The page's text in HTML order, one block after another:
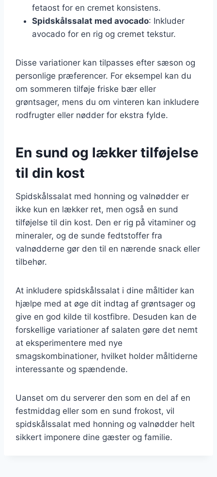
fetaost for en cremet konsistens.
Spidskålssalat med avocado: Inkluder
avocado for en rig og cremet tekstur.
Disse variationer kan tilpasses efter sæson og
personlige præferencer. For eksempel kan du
om sommeren tilføje friske bær eller
grøntsager, mens du om vinteren kan inkludere
rodfrugter eller nødder for ekstra fylde.
En sund og lækker tilføjelse
til din kost
Spidskålssalat med honning og valnødder er
ikke kun en lækker ret, men også en sund
tilføjelse til din kost. Den er rig på vitaminer og
mineraler, og de sunde fedtstoffer fra
valnødderne gør den til en nærende snack eller
tilbehør.
At inkludere spidskålssalat i dine måltider kan
hjælpe med at øge dit indtag af grøntsager og
give en god kilde til kostfibre. Desuden kan de
forskellige variationer af salaten gøre det nemt
at eksperimentere med nye
smagskombinationer, hvilket holder måltiderne
interessante og spændende.
Uanset om du serverer den som en del af en
festmiddag eller som en sund frokost, vil
spidskålssalat med honning og valnødder helt
sikkert imponere dine gæster og familie.